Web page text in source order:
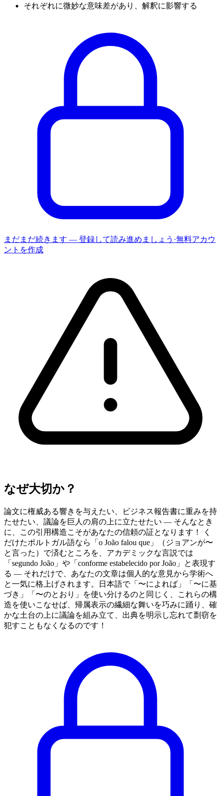
それぞれに微妙な意味差があり、解釈に影響する
まだまだ続きます — 登録して読み進めましょう ·無料アカウ
ントを作成
なぜ大切か？
論文に権威ある響きを与えたい、ビジネス報告書に重みを持
たせたい、議論を巨人の肩の上に立たせたい — そんなとき
に、この引用構造こそがあなたの信頼の証となります！ く
だけたポルトガル語なら「o João falou que」（ジョアンが〜
と言った）で済むところを、アカデミックな言説では
「segundo João」や「conforme estabelecido por João」と表現す
る — それだけで、あなたの文章は個人的な意見から学術へ
と一気に格上げされます。日本語で「〜によれば」「〜に基
づき」「〜のとおり」を使い分けるのと同じく、これらの構
造を使いこなせば、帰属表示の繊細な舞いを巧みに踊り、確
かな土台の上に議論を組み立て、出典を明示し忘れて剽窃を
犯すこともなくなるのです！